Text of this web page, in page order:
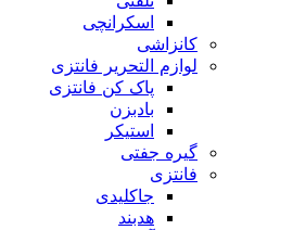
اسکرانچی
کانزاشی
لوازم التحریر فانتزی
پاک کن فانتزی
بادبزن
استیکر
گیره جفتی
فانتزی
جاکلیدی
هدبند